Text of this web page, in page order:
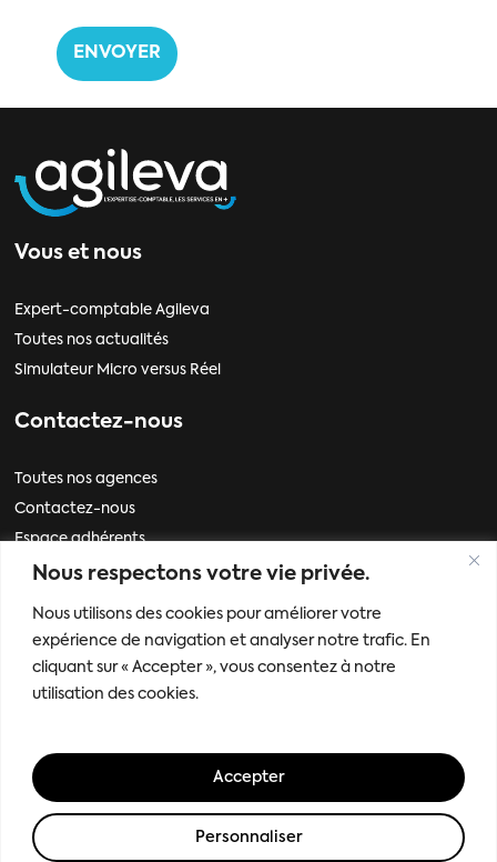
Nous respectons votre vie privée.
Nous utilisons des cookies pour améliorer votre
expérience de navigation et analyser notre trafic. En
cliquant sur « Accepter », vous consentez à notre
utilisation des cookies.
Personnaliser
Accepter
Vous et nous
Expert-comptable Agileva
Toutes nos actualités
Simulateur Micro versus Réel
Contactez-nous
Toutes nos agences
Contactez-nous
Espace adhérents
Informations
Mentions légales
Politique de données personnelles
© 2026 AGILEVA.
facebook